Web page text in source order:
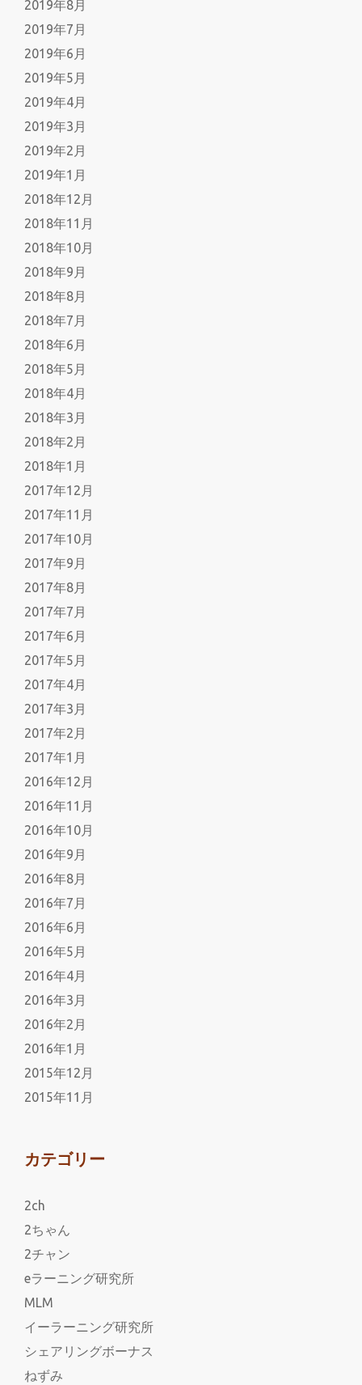
2019年8月
2019年7月
2019年6月
2019年5月
2019年4月
2019年3月
2019年2月
2019年1月
2018年12月
2018年11月
2018年10月
2018年9月
2018年8月
2018年7月
2018年6月
2018年5月
2018年4月
2018年3月
2018年2月
2018年1月
2017年12月
2017年11月
2017年10月
2017年9月
2017年8月
2017年7月
2017年6月
2017年5月
2017年4月
2017年3月
2017年2月
2017年1月
2016年12月
2016年11月
2016年10月
2016年9月
2016年8月
2016年7月
2016年6月
2016年5月
2016年4月
2016年3月
2016年2月
2016年1月
2015年12月
2015年11月
カテゴリー
2ch
2ちゃん
2チャン
eラーニング研究所
MLM
イーラーニング研究所
シェアリングボーナス
ねずみ